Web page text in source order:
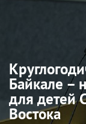
Байкале –
для детей
Востока